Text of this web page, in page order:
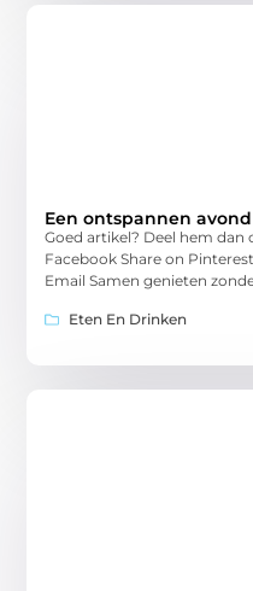
Een ontspannen
Goed artikel? Deel hem dan
Facebook Share on
Email Samen genieten
Eten En Drinken